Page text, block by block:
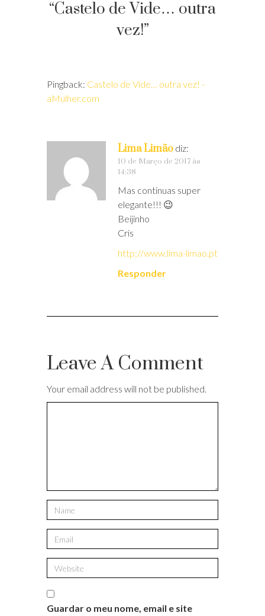
“Castelo de Vide… outra
vez!”
Pingback: Castelo de Vide… outra vez! -
aMulher.com
Lima Limão diz:
10 de Março de 2017 às
14:38
Mas continuas super
elegante!!! 😉
Beijinho
Cris
http://www.lima-limao.pt
Responder
Leave A Comment
Your email address will not be published.
Guardar o meu nome, email e site